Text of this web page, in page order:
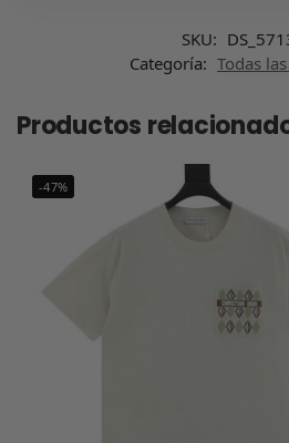
SKU:
Categoría: Todas
Productos
-47%